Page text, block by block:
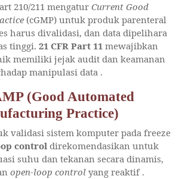
210/211 mengaturCurrent Good
(cGMP) untuk produk parenteral
harus divalidasi, dan data dipelihara
tinggi. 21 CFR Part 11 mewajibkan
memiliki jejak audit dan keamanan
manipulasi data .
(Good Automated
Practice)
validasi sistem komputer pada freeze
controldirekomendasikan untuk
suhu dan tekanan secara dinamis,
open-loop control yang reaktif .